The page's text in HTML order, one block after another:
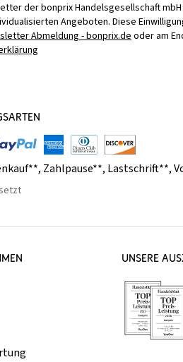
der bonprix Handelsgesellschaft
Angeboten. Diese
Abmeldung - bonprix.deoder am
, Zahlpause**, Lastschrift**,
UNSERE